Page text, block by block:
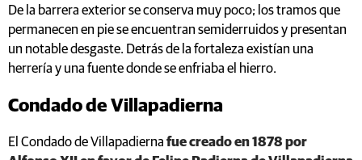
De la barrera exterior se conserva muy poco; los tramos que
permanecen en pie se encuentran semiderruidos y presentan
un notable desgaste. Detrás de la fortaleza existían una
herrería y una fuente donde se enfriaba el hierro.
Condado de Villapadierna
El Condado de Villapadierna fue creado en 1878 por